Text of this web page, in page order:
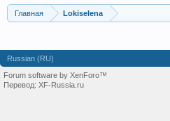
Главная Lokiselena
Russian (RU)
Forum software by XenForo™
Перевод: XF-Russia.ru